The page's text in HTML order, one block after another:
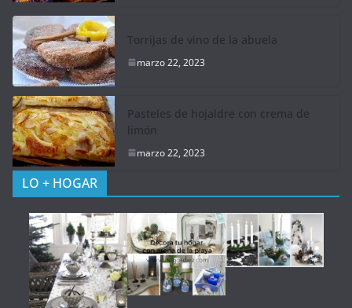
Torrijas de vino de la abuela
marzo 22, 2023
Pasteles de hojaldre con crema de
limón
marzo 22, 2023
LO + HOGAR